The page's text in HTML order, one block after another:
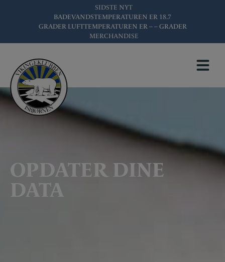
SIDSTE NYT
BADEVANDSTEMPERATUREN ER 18.7
GRADER LUFTTEMPERATUREN ER – –GRADER
MERCHANDISE
OPDATER DINE
DATA